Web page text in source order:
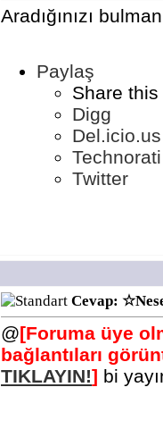
Aradığınızı
Paylaş
Share
Digg
Del.icio.us
Technorati
Twitter
Cevap:
@[Foruma üye
bağlantıları
TIKLAYIN!] bi